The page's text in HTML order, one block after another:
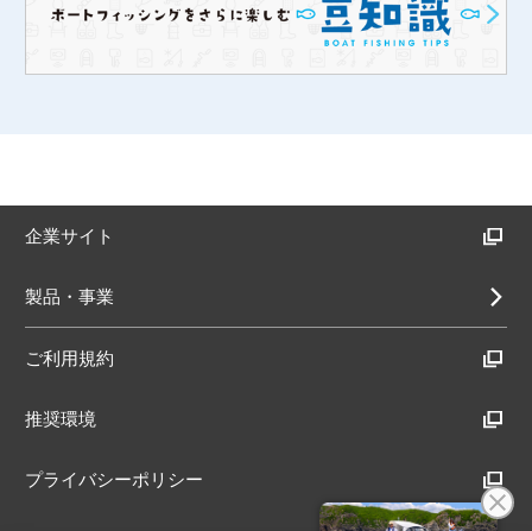
企業サイト
製品・事業
ご利用規約
推奨環境
プライバシーポリシー